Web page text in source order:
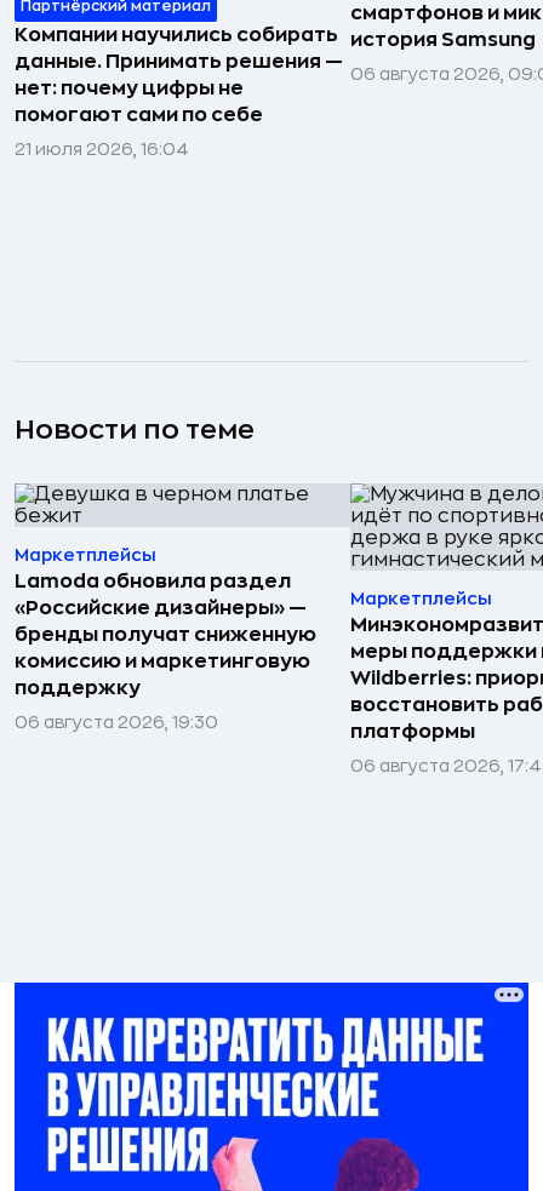
Партнёрский материал
Компании научились собирать
данные. Принимать решения —
нет: почему цифры не
помогают сами по себе
21 июля 2026, 16:04
смартфонов и
история Samsung
06 августа 2026,
Новости по теме
Маркетплейсы
Lamoda обновила раздел
«Российские дизайнеры» —
бренды получат сниженную
комиссию и маркетинговую
поддержку
06 августа 2026, 19:30
Маркетплейсы
меры поддержки
Wildberries:
восстановить
платформы
06 августа 2026,